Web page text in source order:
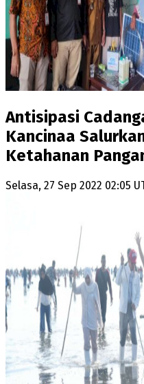
Antisipasi
Kancinaa
Ketahanan
Selasa, 27 Sep 2022 02:05